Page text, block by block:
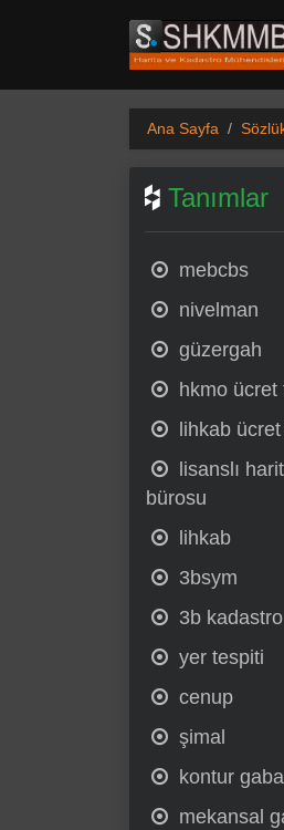
Ana Sayfa
Tanımlar
mebcbs
nivelman
güzergah
hkmo ücret
lihkab
lisanslı
bürosu
lihkab
3bsym
3b kadastro
yer tespiti
cenup
şimal
kontur
mekansal